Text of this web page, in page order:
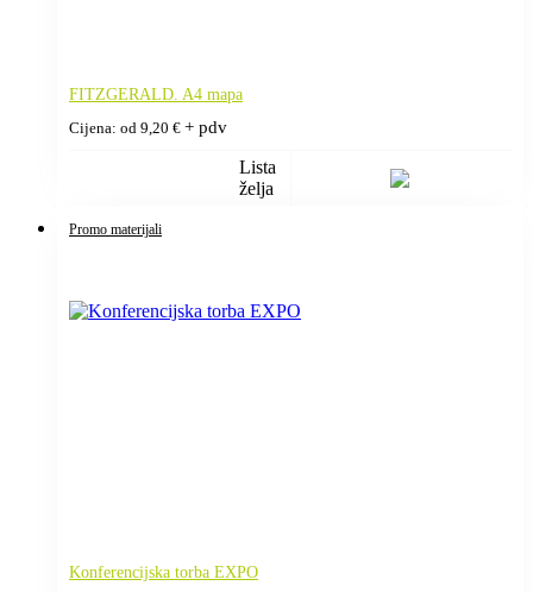
FITZGERALD. A4 mapa
Cijena: od 9,20 € + pdv
Lista
želja
Promo materijali
Konferencijska torba EXPO